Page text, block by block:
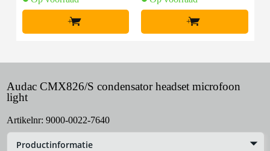
+ +
Audac CMX826/S condensator headset microfoon
light
Artikelnr: 9000-0022-7640
Productinformatie